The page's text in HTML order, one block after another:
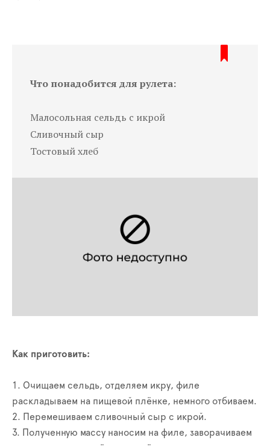
Что понадобится для рулета:
Малосольная сельдь с икрой
Сливочный сыр
Тостовый хлеб
Как приготовить:
1. Очищаем сельдь, отделяем икру, филе
раскладываем на пищевой плёнке, немного отбиваем.
2. Перемешиваем сливочный сыр с икрой.
3. Полученную массу наносим на филе, заворачиваем